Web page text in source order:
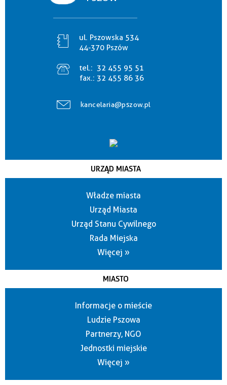
ul. Pszowska 534
44-370 Pszów
tel.: 32 455 95 51
fax.: 32 455 86 36
kancelaria@pszow.pl
URZĄD MIASTA
Władze miasta
Urząd Miasta
Urząd Stanu Cywilnego
Rada Miejska
Więcej »
MIASTO
Informacje o mieście
Ludzie Pszowa
Partnerzy, NGO
Jednostki miejskie
Więcej »